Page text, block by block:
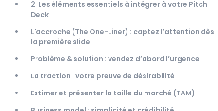
2. Les éléments essentiels à intégrer à votre Pitch
Deck
L'accroche (The One-Liner) : captez l’attention dès
la première slide
Problème & solution : vendez d’abord l’urgence
La traction : votre preuve de désirabilité
Estimer et présenter la taille du marché (TAM)